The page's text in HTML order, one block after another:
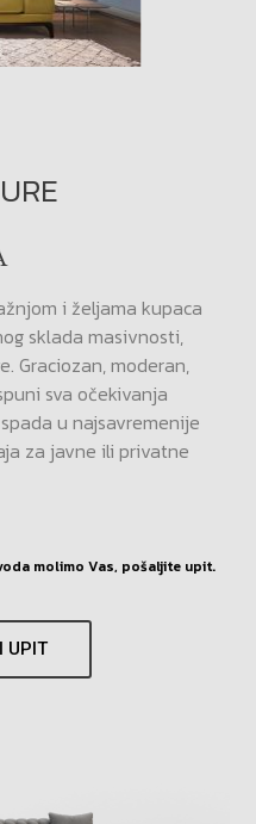
i željama kupaca
sklada masivnosti,
Graciozan, moderan,
sva očekivanja
u najsavremenije
za javne ili privatne
molimo Vas, pošaljite upit.
UPIT